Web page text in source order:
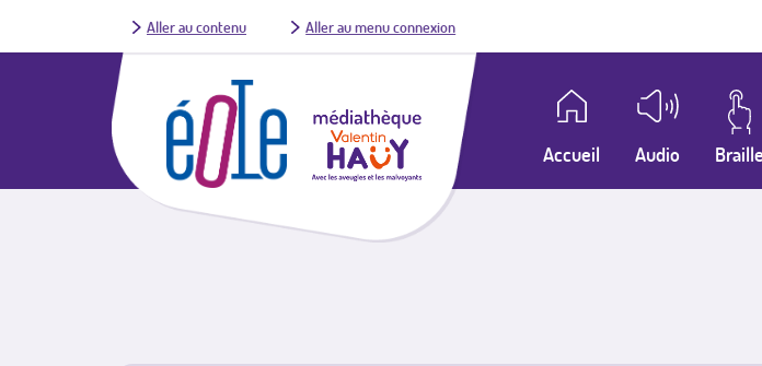
Aller au contenu Aller au menu connexion
Accueil Audio Braille